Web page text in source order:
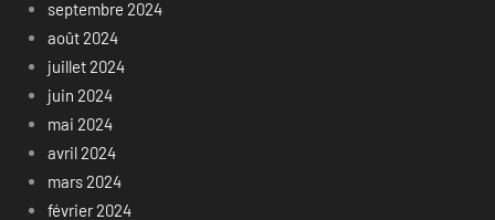
septembre 2024
août 2024
juillet 2024
juin 2024
mai 2024
avril 2024
mars 2024
février 2024